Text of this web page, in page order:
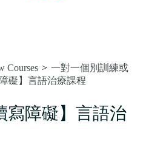
Courses > 一對一個別訓練或
礙】言語治療課程
寫障礙】言語治